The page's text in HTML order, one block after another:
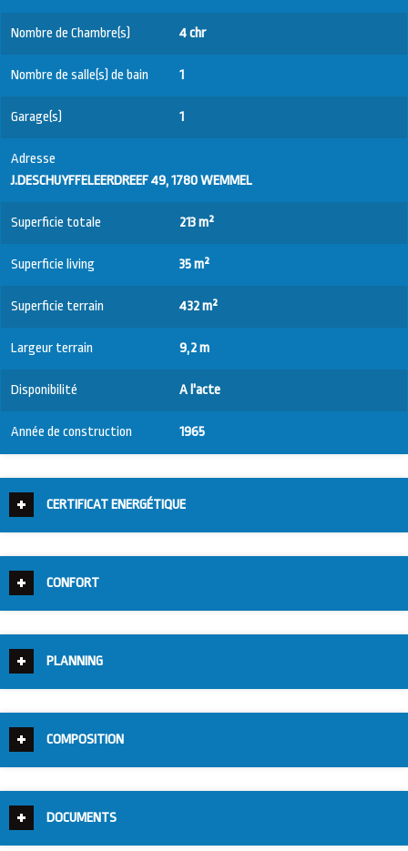
Nombre de Chambre(s) 4 chr
Nombre de salle(s) de bain 1
Garage(s) 1
Adresse
J.DESCHUYFFELEERDREEF 49, 1780 WEMMEL
Superficie totale 213 m²
Superficie living 35 m²
Superficie terrain 432 m²
Largeur terrain 9,2 m
Disponibilité A l'acte
Année de construction 1965
CERTIFICAT ENERGÉTIQUE
CONFORT
PLANNING
COMPOSITION
DOCUMENTS